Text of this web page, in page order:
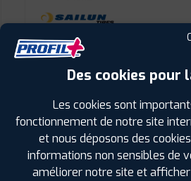
SH32
205/60 R 16
CODE EAN :
Été
Des cookies pour
Les cookies sont
fonctionnement de notre site
et nous déposons des
informations non sensibles de
améliorer notre site et